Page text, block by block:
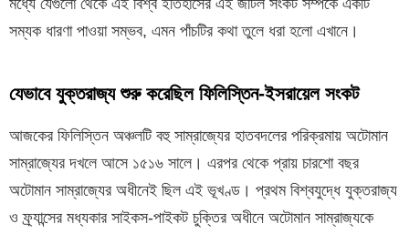
সম্যক ধারণা পাওয়া সম্ভব, এমন পাঁচটির কথা তুলে ধরা হলো এখানে।
যেভাবে যুক্তরাজ্য শুরু করেছিল ফিলিস্তিন-ইসরায়েল সংকট
আজকের ফিলিস্তিন অঞ্চলটি বহু সাম্রাজ্যের হাতবদলের পরিক্রমায় অটোমান
সাম্রাজ্যের দখলে আসে ১৫১৬ সালে। এরপর থেকে প্রায় চারশো বছর
অটোমান সাম্রাজ্যের অধীনেই ছিল এই ভূখণ্ড। প্রথম বিশ্বযুদ্ধে যুক্তরাজ্য
ও ফ্র্যান্সের মধ্যকার সাইকস-পাইকট চুক্তির অধীনে অটোমান সাম্রাজ্যকে